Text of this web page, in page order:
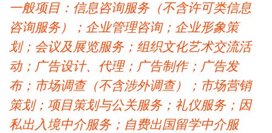
一般项目：信息咨询服务（不含许可类信息
咨询服务）；企业管理咨询；企业形象策
划；会议及展览服务；组织文化艺术交流活
动；广告设计、代理；广告制作；广告发
布；市场调查（不含涉外调查）；市场营销
策划；项目策划与公关服务；礼仪服务；因
私出入境中介服务；自费出国留学中介服